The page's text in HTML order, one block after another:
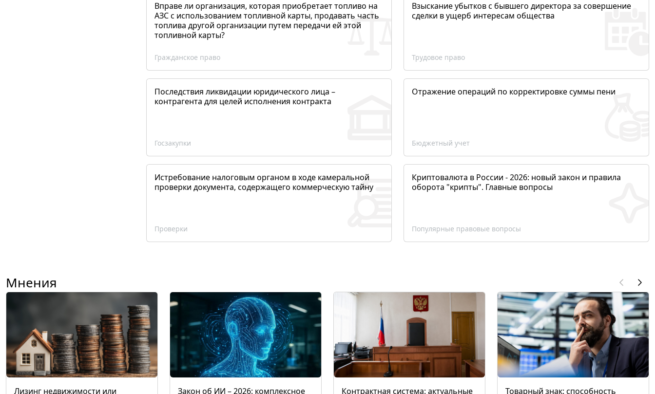
Вправе ли организация, которая приобретает топливо на
АЗС с использованием топливной карты, продавать часть
топлива другой организации путем передачи ей этой
топливной карты?
Гражданское право
Взыскание убытков с бывшего директора за совершение
сделки в ущерб интересам общества
Трудовое право
Последствия ликвидации юридического лица –
контрагента для целей исполнения контракта
Госзакупки
Отражение операций по корректировке суммы пени
Бюджетный учет
Истребование налоговым органом в ходе камеральной
проверки документа, содержащего коммерческую тайну
Проверки
Криптовалюта в России - 2026: новый закон и правила
оборота "крипты". Главные вопросы
Популярные правовые вопросы
Мнения
Лизинг недвижимости или Закон об ИИ – 2026: комплексное Контрактная система: актуальные Товарный знак: способность